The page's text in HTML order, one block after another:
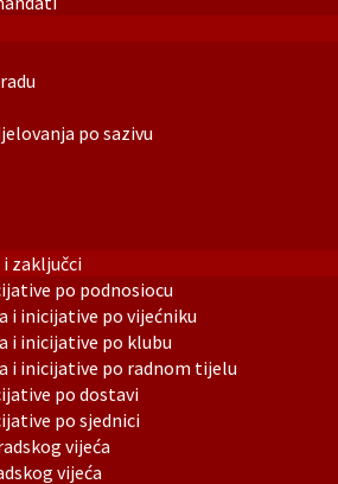
po sazivu
zaključci
po podnosiocu
i inicijative po vijećniku
i inicijative po klubu
i inicijative po radnom tijelu
po dostavi
po sjednici
vijeća
vijeća